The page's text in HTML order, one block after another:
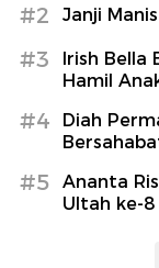
#2 Janji
#3
Irish Bella
Hamil
#4
Diah
#5
Ananta
Ultah ke-